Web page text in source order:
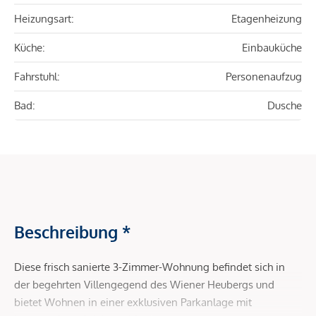
Heizungsart: Etagenheizung
Küche: Einbauküche
Fahrstuhl: Personenaufzug
Bad: Dusche
Beschreibung *
Diese frisch sanierte 3-Zimmer-Wohnung befindet sich in
der begehrten Villengegend des Wiener Heubergs und
bietet Wohnen in einer exklusiven Parkanlage mit